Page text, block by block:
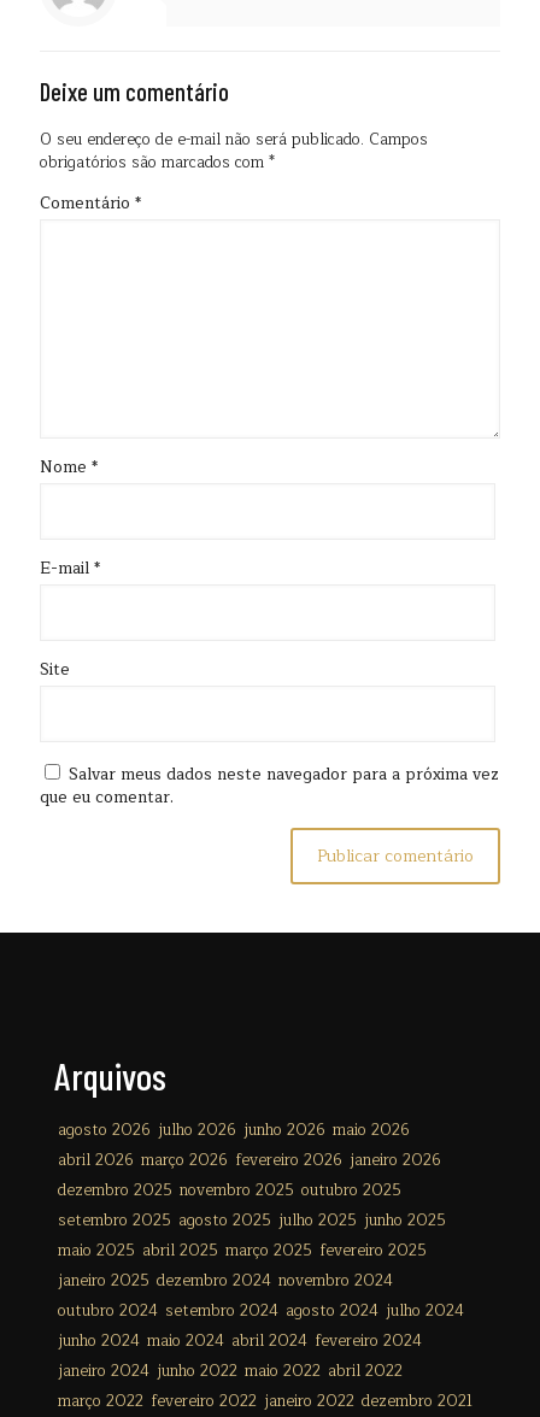
Deixe um comentário
O seu endereço de e-mail não será publicado. Campos
obrigatórios são marcados com*
Comentário *
Nome *
E-mail*
Site
Salvar meus dados neste navegador para a próxima vez
que eu comentar.
Arquivos
agosto 2026 julho 2026 junho 2026 maio 2026
abril 2026 março 2026 fevereiro 2026 janeiro 2026
dezembro 2025 novembro 2025 outubro 2025
setembro 2025 agosto 2025 julho 2025 junho 2025
maio 2025 abril 2025 março 2025 fevereiro 2025
janeiro 2025 dezembro 2024 novembro 2024
outubro 2024 setembro 2024 agosto 2024 julho 2024
junho 2024 maio 2024 abril 2024 fevereiro 2024
janeiro 2024 junho 2022 maio 2022 abril 2022
março 2022 fevereiro 2022 janeiro 2022 dezembro 2021